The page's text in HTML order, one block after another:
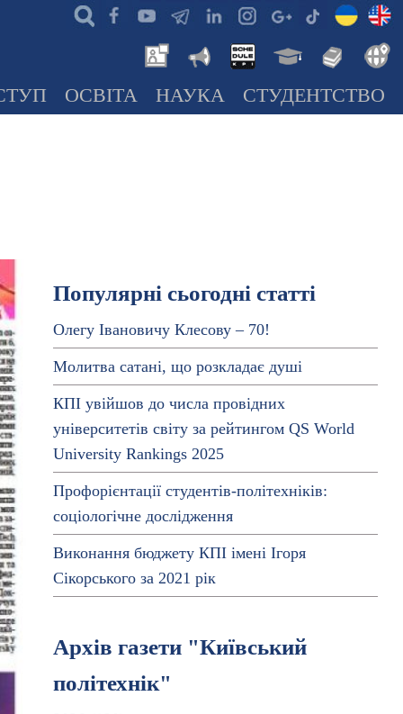
ОСВІТА НАУКА СТУДЕНТСТВО
Популярні сьогодні статті
Олегу Івановичу Клесову – 70!
Молитва сатані, що розкладає душі
КПІ увійшов до числа провідних
університетів світу за рейтингом QS World
University Rankings 2025
Профорієнтації студентів-політехніків:
соціологічне дослідження
Виконання бюджету КПІ імені Ігоря
Сікорського за 2021 рік
Архів газети "Київський
політехнік"